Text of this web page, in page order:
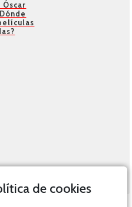
Óscar
de cookies